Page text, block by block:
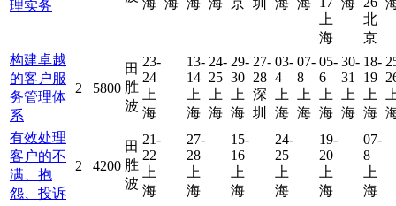
理实务
海 海 海 海 京 圳
海 海
上
海
海
北
京
构建卓越
的客户服
务管理体
系
2 5800
田
胜
波
23-
24
上
海
13-
14
上
海
24-
25
上
海
29-
30
上
海
27-
28
深
圳
03-
4
上
海
07-
8
上
海
05-
6
上
海
30-
31
上
海
18-
19
上
海
有效处理
客户的不
满、抱
怨、投诉
2 4200
田
胜
波
21-
22
上
海
27-
28
上
海
15-
16
上
海
24-
25
上
海
19-
20
上
海
07-
8
上
海